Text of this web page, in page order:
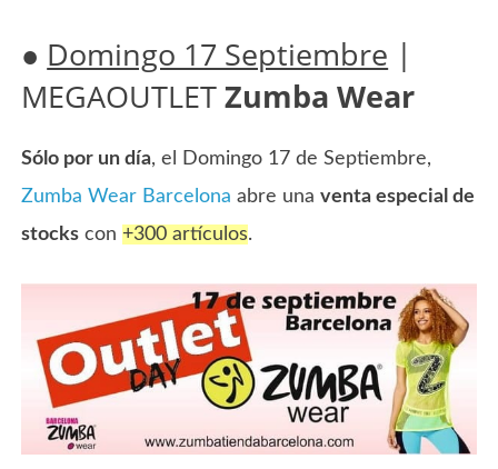
● Domingo 17 Septiembre |
MEGAOUTLETZumba Wear
Sólo por un día, el Domingo 17 de Septiembre,
Zumba Wear Barcelona abre unaventa especial de
stocks con +300 artículos.